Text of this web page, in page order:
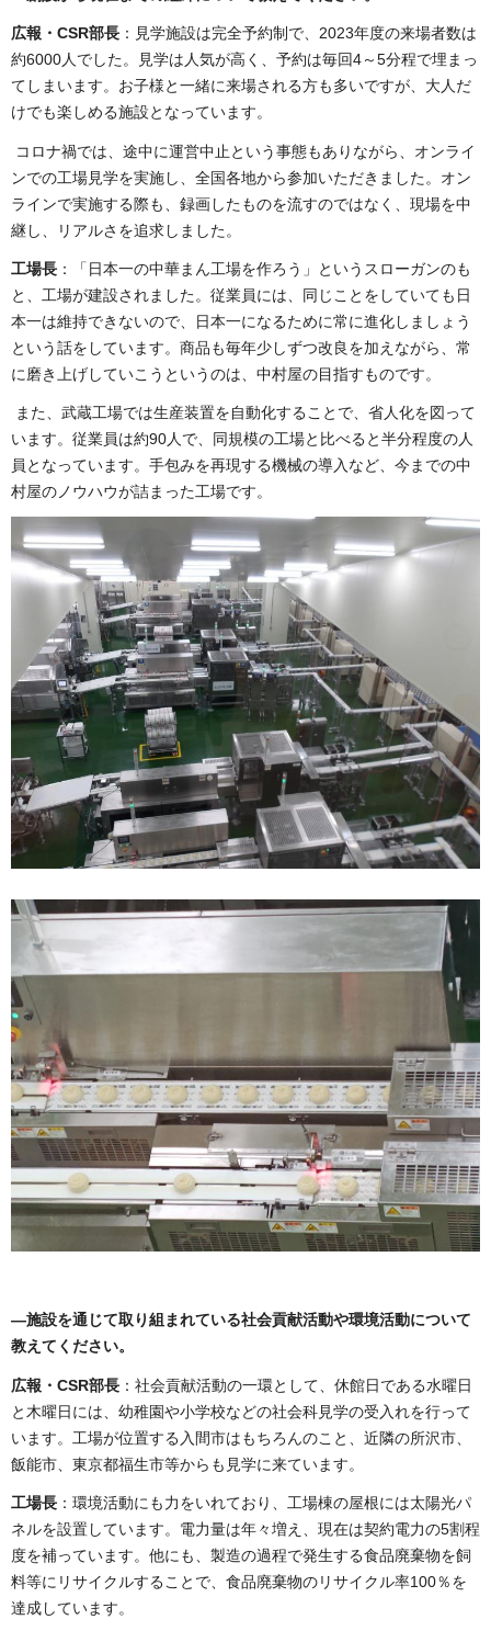
広報・CSR部長 ：見学施設は完全予約制で、2023年度の来場者数は
約6000人でした。見学は人気が高く、予約は毎回4～5分程で埋まっ
てしまいます。お子様と一緒に来場される方も多いですが、大人だ
けでも楽しめる施設となっています。
コロナ禍では、途中に運営中止という事態もありながら、オンライ
ンでの工場見学を実施し、全国各地から参加いただきました。オン
ラインで実施する際も、録画したものを流すのではなく、現場を中
継し、リアルさを追求しました。
工場長 ：「日本一の中華まん工場を作ろう」というスローガンのも
と、工場が建設されました。従業員には、同じことをしていても日
本一は維持できないので、日本一になるために常に進化しましょう
という話をしています。商品も毎年少しずつ改良を加えながら、常
に磨き上げしていこうというのは、中村屋の目指すものです。
また、武蔵工場では生産装置を自動化することで、省人化を図って
います。従業員は約90人で、同規模の工場と比べると半分程度の人
員となっています。手包みを再現する機械の導入など、今までの中
村屋のノウハウが詰まった工場です。
―施設を通じて取り組まれている社会貢献活動や環境活動について
教えてください。
広報・CSR部長 ：社会貢献活動の一環として、休館日である水曜日
と木曜日には、幼稚園や小学校などの社会科見学の受入れを行って
います。工場が位置する入間市はもちろんのこと、近隣の所沢市、
飯能市、東京都福生市等からも見学に来ています。
工場長 ：環境活動にも力をいれており、工場棟の屋根には太陽光パ
ネルを設置しています。電力量は年々増え、現在は契約電力の5割程
度を補っています。他にも、製造の過程で発生する食品廃棄物を飼
料等にリサイクルすることで、食品廃棄物のリサイクル率100％を
達成しています。